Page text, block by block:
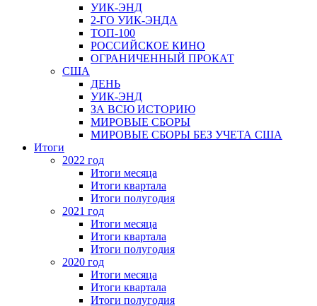
УИК-ЭНД
2-ГО УИК-ЭНДА
ТОП-100
РОССИЙСКОЕ КИНО
ОГРАНИЧЕННЫЙ ПРОКАТ
США
ДЕНЬ
УИК-ЭНД
ЗА ВСЮ ИСТОРИЮ
МИРОВЫЕ СБОРЫ
МИРОВЫЕ СБОРЫ БЕЗ УЧЕТА США
Итоги
2022 год
Итоги месяца
Итоги квартала
Итоги полугодия
2021 год
Итоги месяца
Итоги квартала
Итоги полугодия
2020 год
Итоги месяца
Итоги квартала
Итоги полугодия